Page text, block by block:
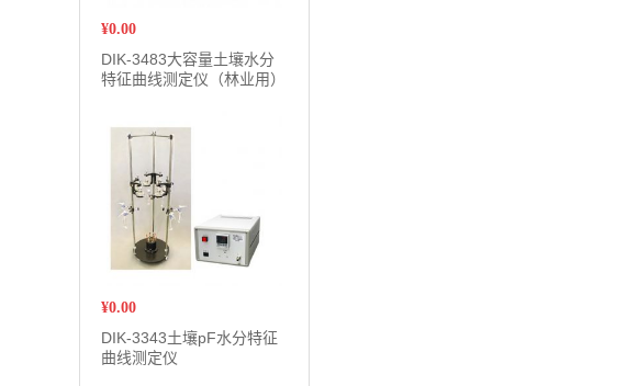
¥0.00
DIK-3483大容量土壤水分
特征曲线测定仪（林业用）
¥0.00
DIK-3343土壤pF水分特征
曲线测定仪